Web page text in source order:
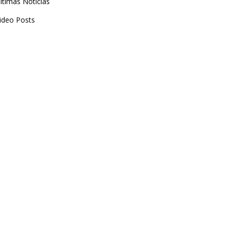
Posts